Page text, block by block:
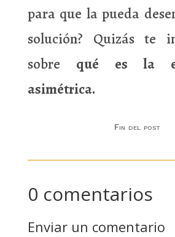
para que la pueda
solución? Quizás te
sobre qué es la
asimétrica.
Fin del post
0 comentarios
Enviar un comentario